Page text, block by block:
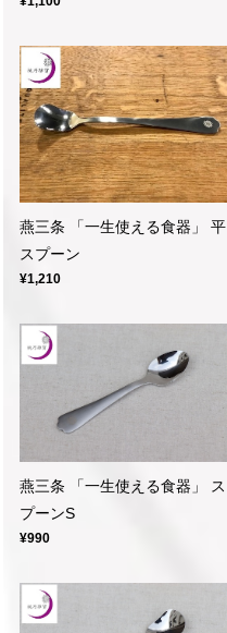
燕三条 「一生使える食器」 平
スプーン
¥1,210
燕三条 「一生使える食器」 ス
プーンS
¥990